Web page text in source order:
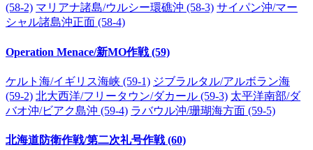
(58-2) マリアナ諸島/ウルシー環礁沖 (58-3) サイパン沖/マー
シャル諸島沖正面 (58-4)
Operation Menace/新MO作戦 (59)
ケルト海/イギリス海峡 (59-1) ジブラルタル/アルボラン海
(59-2) 北大西洋/フリータウン/ダカール (59-3) 太平洋南部/ダ
バオ沖/ビアク島沖 (59-4) ラバウル沖/珊瑚海方面 (59-5)
北海道防衛作戦/第二次礼号作戦 (60)